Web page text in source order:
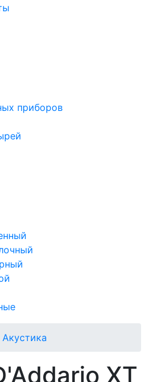
приборов
Акустика
XT